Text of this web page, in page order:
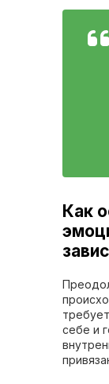
Как
себе и